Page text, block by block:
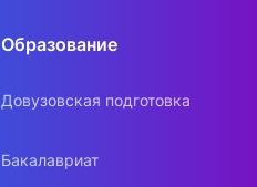
Образование
Довузовская подготовка
Бакалавриат